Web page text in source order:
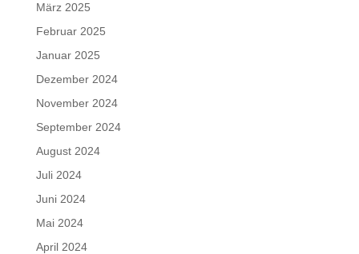
März 2025
Februar 2025
Januar 2025
Dezember 2024
November 2024
September 2024
August 2024
Juli 2024
Juni 2024
Mai 2024
April 2024